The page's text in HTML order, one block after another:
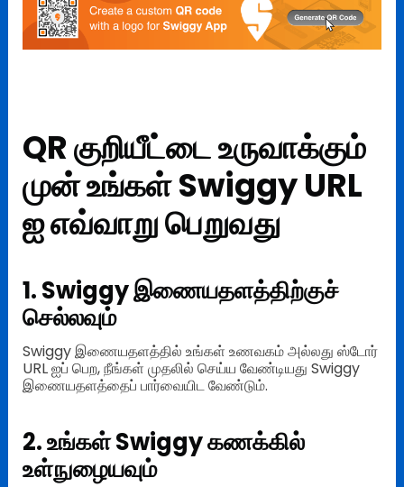
QR குறியீட்டை உருவாக்கும்
முன் உங்கள் Swiggy URL
ஐ எவ்வாறு பெறுவது
1. Swiggy இணையதளத்திற்குச்
செல்லவும்
Swiggy இணையதளத்தில் உங்கள் உணவகம் அல்லது ஸ்டோர்
URL ஐப் பெற, நீங்கள் முதலில் செய்ய வேண்டியது Swiggy
இணையதளத்தைப் பார்வையிட வேண்டும்.
2. உங்கள் Swiggy கணக்கில்
உள்நுழையவும்